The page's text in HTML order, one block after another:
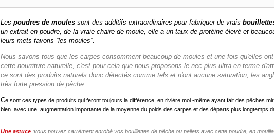
Les poudres de moules sont des additifs extraordinaires pour fabriquer de vrais
un extrait en poudre, de la vraie chaire de moule, elle a un taux de protéine élevé et
leurs mets favoris ''les moules''.
Nous savons tous que les carpes consomment beaucoup de moules et une fois qu'elles
cette nourriture naturelle, c'est pour cela que nous proposons le nec plus ultra en terme
ce sont des produits naturels donc détectés comme tels et n'ont aucune saturation, les
très forte pression de pêche.
Ce sont ces types de produits qui feront toujours la différence, en rivière moi -même ayant fait des pêches
bien avec une augmentation importante de la moyenne du poids des carpes et des départs plus longtemps
Une astuce :vous pouvez carrément enrobé vos bouillettes de pêche ou pellets avec cette poudre, en